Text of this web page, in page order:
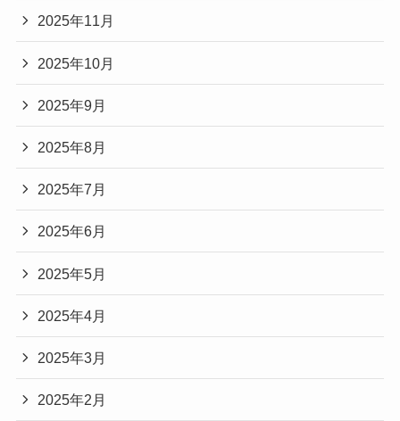
2025年11月
2025年10月
2025年9月
2025年8月
2025年7月
2025年6月
2025年5月
2025年4月
2025年3月
2025年2月